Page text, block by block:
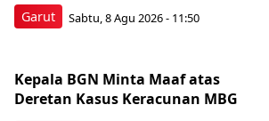
Garut Sabtu, 8 Agu 2026 - 11:50
Kepala BGN Minta Maaf atas
Deretan Kasus Keracunan MBG